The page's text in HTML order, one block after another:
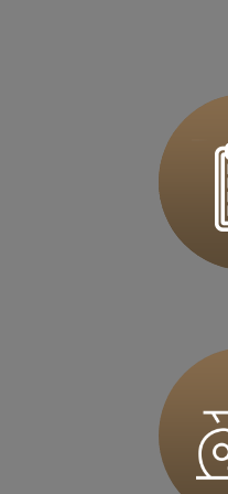
36 MINUT
ul. Ks.Dzierżonia
58-200
36 MINUT
ul. Myśliborska 37
36 MINUT
Al. Jana
44-100 Gliwice